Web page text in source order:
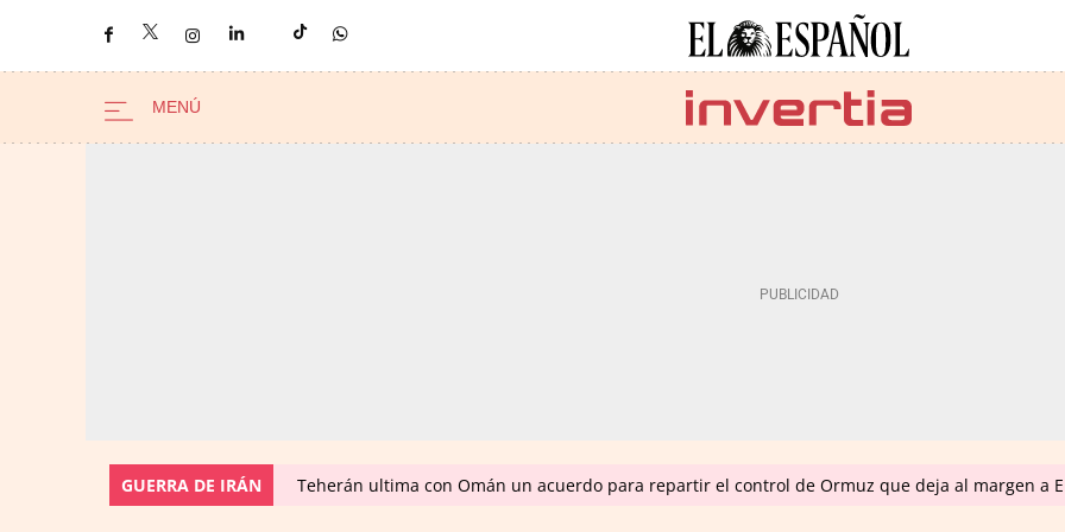
GUERRA DE IRÁN Teherán ultima con Omán un acuerdo para repartir el control de Ormuz que deja al margen a